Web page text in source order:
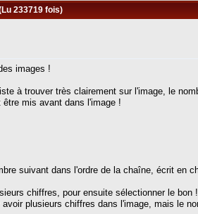
233719 fois)
images !
à trouver très clairement sur l'image, le
mis avant dans l'image !
suivant dans l'ordre de la chaîne, écrit en
chiffres, pour ensuite sélectionner le
plusieurs chiffres dans l'image, mais le